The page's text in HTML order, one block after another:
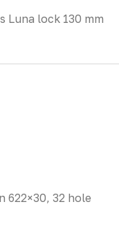
Luna lock 130 mm
622×30, 32 hole